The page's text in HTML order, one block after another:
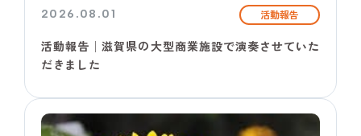
2026.08.01 活動報告
活動報告│滋賀県の大型商業施設で演奏させていた
だきました